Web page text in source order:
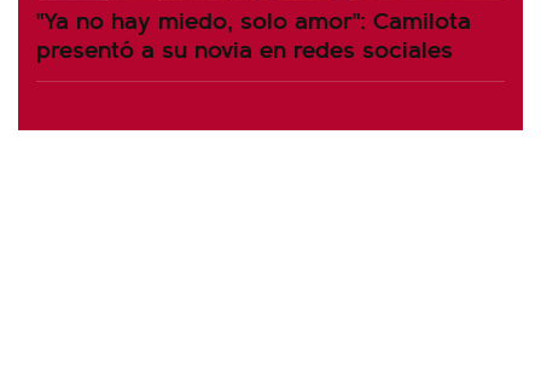
"Ya no hay miedo, solo amor": Camilota
presentó a su novia en redes sociales